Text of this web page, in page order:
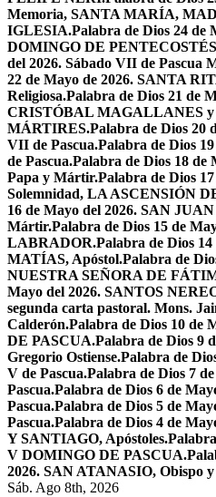
Memoria, SANTA MARÍA,
IGLESIA.Palabra de Dios 24 de
DOMINGO DE
del 2026. Sábado VII de Pascua
22 de Mayo de 2026. SANTA
Religiosa.Palabra de Dios 21 de
CRISTÓBAL MAGALLANES y
MÁRTIRES.Palabra de Dios 20
VII de Pascua.Palabra de Dios
de Pascua.Palabra de Dios 18
Papa y Mártir.Palabra de Dios
Solemnidad, LA ASCENSIÓN
16 de Mayo del 2026. SAN
Mártir.Palabra de Dios 15 de
LABRADOR.Palabra de Dios
MATÍAS, Apóstol.Palabra de
NUESTRA SEÑORA DE
Mayo del 2026. SANTOS
segunda carta pastoral. Mons.
Calderón.Palabra de Dios 10 de
DE PASCUA.Palabra de Dios 9
Gregorio Ostiense.Palabra de
V de Pascua.Palabra de Dios 7
Pascua.Palabra de Dios 6 de
Pascua.Palabra de Dios 5 de
Pascua.Palabra de Dios 4 de
Y SANTIAGO, Apóstoles.
V DOMINGO DE PASCUA.
2026. SAN ATANASIO, Obispo
Sáb. Ago 8th, 2026